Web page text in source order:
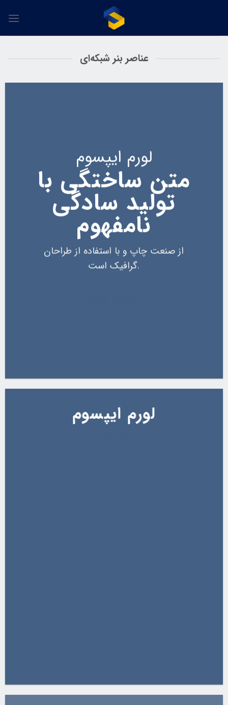
عناصر بنر شبکه‌ای
لورم ایپسوم
متن ساختگی با
تولید سادگی
نامفهوم
از صنعت چاپ و با استفاده از طراحان
گرافیک است.
لورم ایپسوم